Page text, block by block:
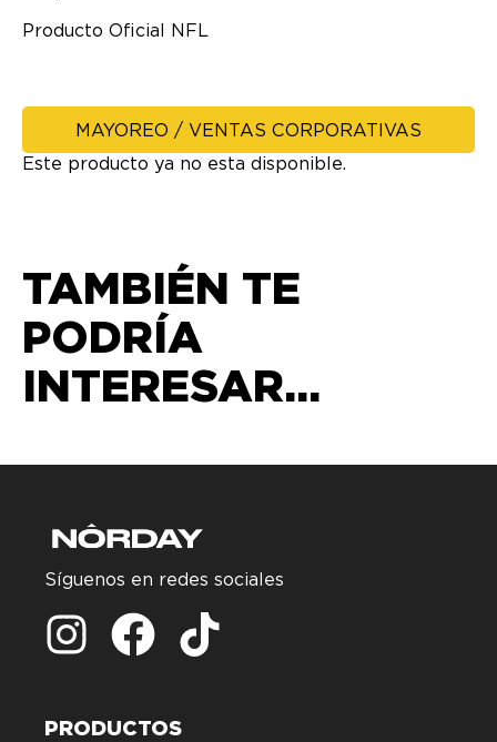
Producto Oficial NFL
MAYOREO / VENTAS CORPORATIVAS
Este producto ya no esta disponible.
TAMBIÉN TE
PODRÍA
INTERESAR...
Síguenos en redes sociales
PRODUCTOS